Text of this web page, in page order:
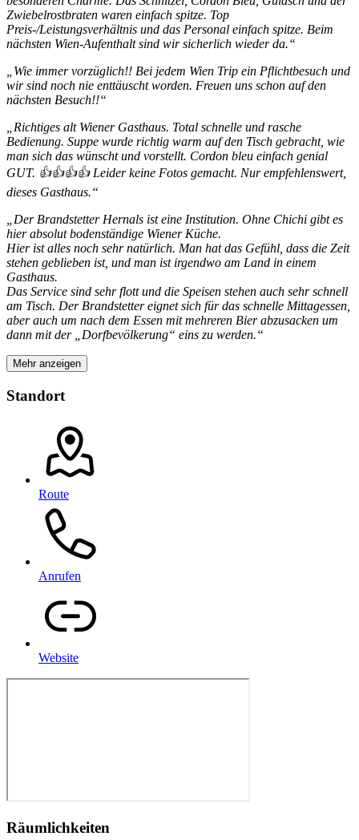
Zwiebelrostbraten waren einfach spitze. Top
Preis-/Leistungsverhältnis und das Personal einfach spitze. Beim
nächsten Wien-Aufenthalt sind wir sicherlich wieder da.“
„Wie immer vorzüglich!! Bei jedem Wien Trip ein Pflichtbesuch und
wir sind noch nie enttäuscht worden. Freuen uns schon auf den
nächsten Besuch!!“
„Richtiges alt Wiener Gasthaus. Total schnelle und rasche
Bedienung. Suppe wurde richtig warm auf den Tisch gebracht, wie
man sich das wünscht und vorstellt. Cordon bleu einfach genial
GUT. 👍👍👍👍 Leider keine Fotos gemacht. Nur empfehlenswert,
dieses Gasthaus.“
„Der Brandstetter Hernals ist eine Institution. Ohne Chichi gibt es
hier absolut bodenständige Wiener Küche.
Hier ist alles noch sehr natürlich. Man hat das Gefühl, dass die Zeit
stehen geblieben ist, und man ist irgendwo am Land in einem
Gasthaus.
Das Service sind sehr flott und die Speisen stehen auch sehr schnell
am Tisch. Der Brandstetter eignet sich für das schnelle Mittagessen,
aber auch um nach dem Essen mit mehreren Bier abzusacken um
dann mit der „Dorfbevölkerung“ eins zu werden.“
Mehr anzeigen
Standort
Route
Anrufen
Website
Räumlichkeiten